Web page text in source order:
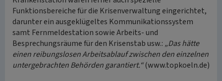
Funktionsbereiche für die Krisenverwaltung eingerichtet,
darunter ein ausgeklügeltes Kommunikationssystem
samt Fernmeldestation sowie Arbeits- und
Besprechungsräume für den Krisenstab usw.: „Das hätte
einen reibungslosen Arbeitsablauf zwischen den einzelnen
untergebrachten Behörden garantiert.“(www.topkoeln.de)